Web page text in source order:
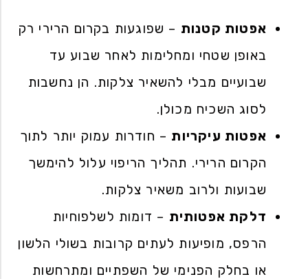
אפטות קטנות – שפוגעות בקרום הרירי רק
באופן שטחי ומחלימות לאחר שבוע עד
שבועיים מבלי להשאיר צלקות. הן נחשבות
לסוג השכיח מכולן.
אפטות עיקריות – חודרות עמוק יותר לתוך
הקרום הרירי. תהליך הריפוי עלול להימשך
שבועות ולרוב משאיר צלקות.
דלקת אפטותית – דומות לשלפוחיות
הרפס, מופיעות לעתים קרובות בשולי הלשון
או בחלק הפנימי של השפתיים ומתרחשות